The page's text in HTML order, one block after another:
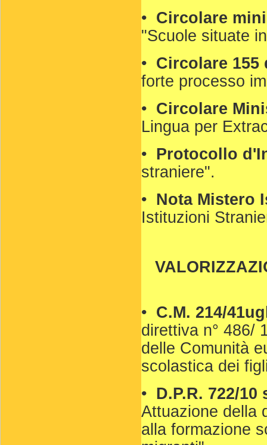
• Circolare
"Scuole situate
• Circolare 155
forte processo
• Circolare
Lingua per
• Protocollo
straniere".
• Nota Mistero
Istituzioni
• C.M. 214/
direttiva n° 486/
delle Comunità
scolastica dei
• D.P.R. 722/
Attuazione della
alla formazione